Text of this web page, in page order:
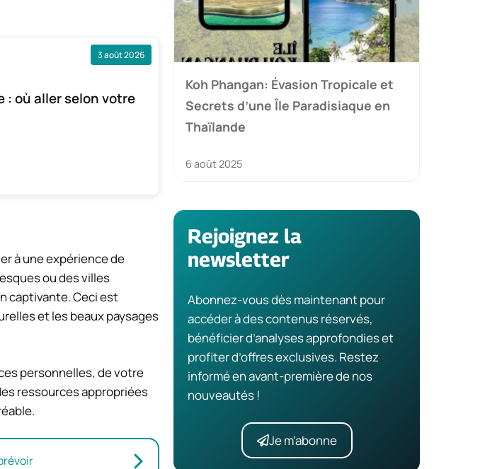
3 août 2026
: où aller selon votre
à une expérience de
ou des villes
captivante. Ceci est
et les beaux paysages
personnelles, de votre
ressources appropriées
Koh Phangan: Évasion Tropicale et
Secrets d’une Île Paradisiaque en
Thaïlande
6 août 2025
Rejoignez la
newsletter
Abonnez-vous dès maintenant pour
accéder à des contenus réservés,
bénéficier d’analyses approfondies et
profiter d’offres exclusives. Restez
informé en avant-première de nos
nouveautés !
Je m'abonne